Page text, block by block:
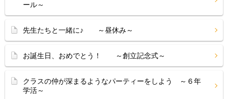
ール～
先生たちと一緒に♪ ～昼休み～
お誕生日、おめでとう！ ～創立記念式～
クラスの仲が深まるようなパーティーをしよう ～６年
学活～